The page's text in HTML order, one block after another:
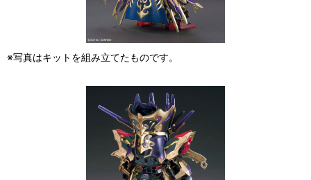
※写真はキットを組み立てたものです。